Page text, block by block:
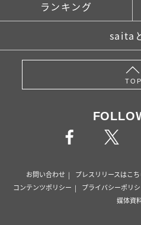
ランキング
saita
TOP
お問い合わせ プレスリリースはこち
コンテンツポリシー
プライバシーポリ
媒体資